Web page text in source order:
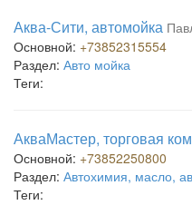
Аква-Сити, автомойка
Основной: +73852315554
Раздел: Авто мойка
Теги:
АкваМастер, торговая
Основной: +73852250800
Раздел: Автохимия, масло,
Теги: